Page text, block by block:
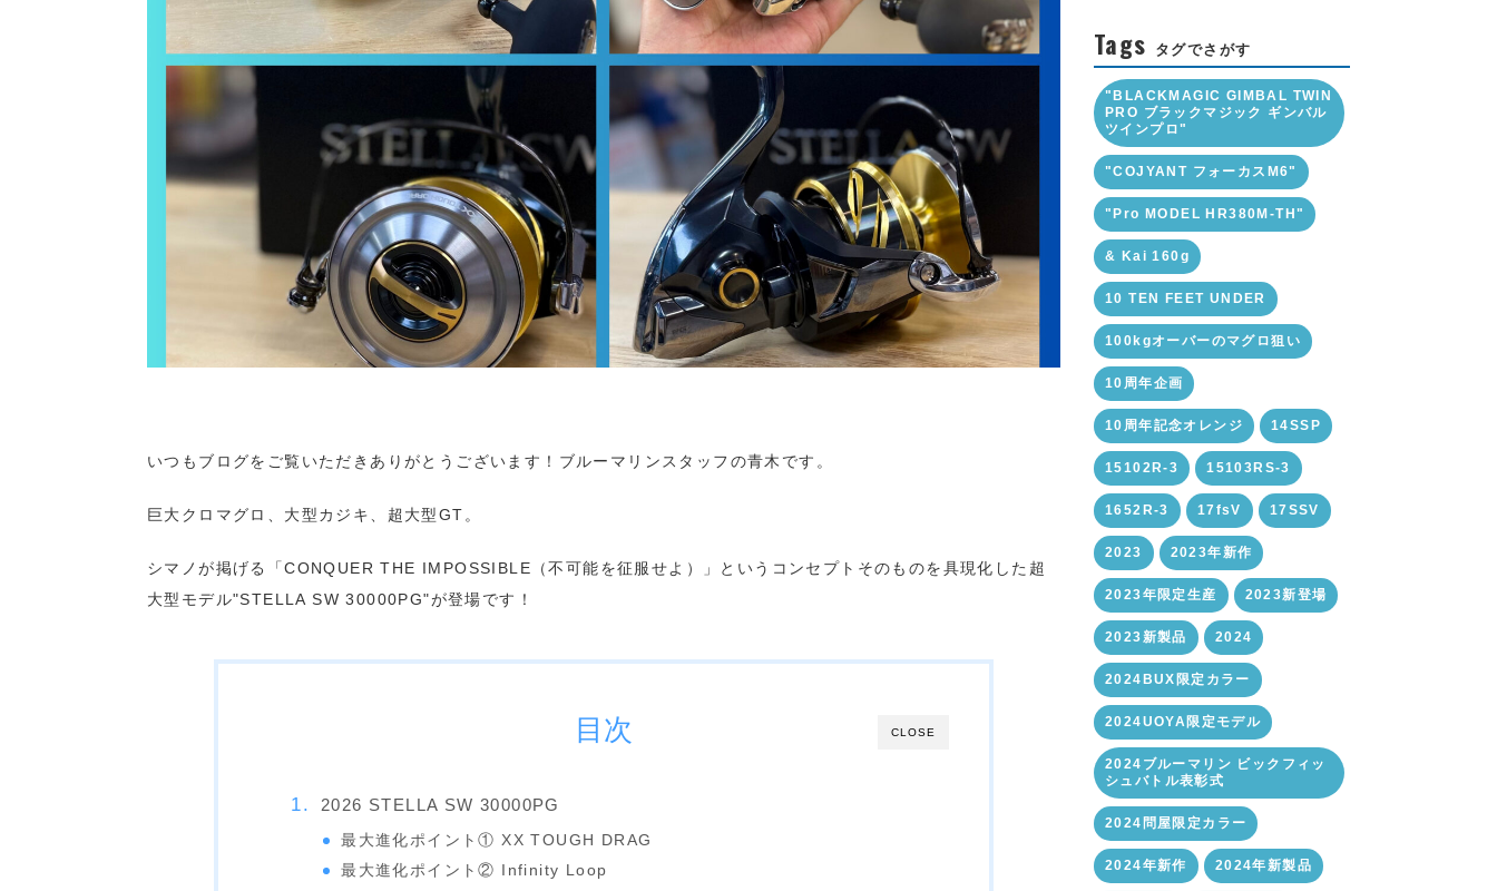
いつもブログをご覧いただきありがとうございます！ブルーマリンスタッフの青木です。
巨大クロマグロ、大型カジキ、超大型GT。
シマノが掲げる「CONQUER THE IMPOSSIBLE（不可能を征服せよ）」というコンセプトそのものを具現化した超
大型モデル"STELLA SW 30000PG"が登場です！
CLOSE
目次
2026 STELLA SW 30000PG
最大進化ポイント① XX TOUGH DRAG
最大進化ポイント② Infinity Loop
Tags タグでさがす
"BLACKMAGIC GIMBAL TWIN
PRO ブラックマジック ギンバル
ツインプロ"
"COJYANT フォーカスM6"
"Pro MODEL HR380M-TH"
& Kai 160g
10 TEN FEET UNDER
100kgオーバーのマグロ狙い
10周年企画
10周年記念オレンジ 14SSP
15102R-3 15103RS-3
1652R-3 17fsV 17SSV
2023 2023年新作
2023年限定生産 2023新登場
2023新製品 2024
2024BUX限定カラー
2024UOYA限定モデル
2024ブルーマリン ビックフィッ
シュバトル表彰式
2024問屋限定カラー
2024年新作 2024年新製品